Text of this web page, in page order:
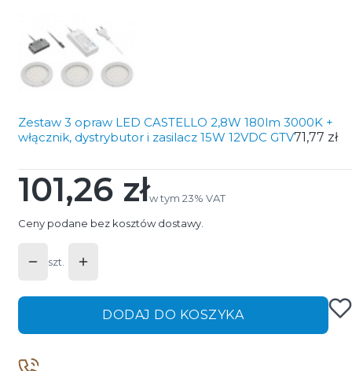
Zestaw 3 opraw LED CASTELLO 2,8W 180lm 3000K +
włącznik, dystrybutor i zasilacz 15W 12VDC GTV71,77 zł
Cena
101,26 złw tym 23% VAT
w tym 23% VAT
Ceny podane bez kosztów dostawy.
szt.
DODAJ DO KOSZYKA